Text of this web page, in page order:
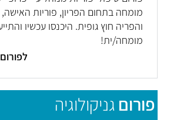
מומחה בתחום הפריון, פוריות האישה,
והפריה חוץ גופית. היכנסו עכשיו
מומחה/ית!
פורום גניקולוגיה